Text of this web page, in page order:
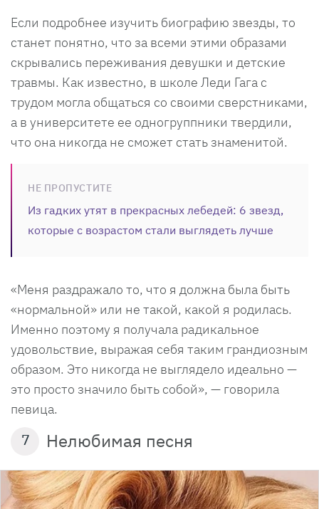
Если подробнее изучить биографию звезды, то
станет понятно, что за всеми этими образами
скрывались переживания девушки и детские
травмы. Как известно, в школе Леди Гага с
трудом могла общаться со своими сверстниками,
а в университете ее одногруппники твердили,
что она никогда не сможет стать знаменитой.
НЕ ПРОПУСТИТЕ
Из гадких утят в прекрасных лебедей: 6 звезд,
которые с возрастом стали выглядеть лучше
«Меня раздражало то, что я должна была быть
«нормальной» или не такой, какой я родилась.
Именно поэтому я получала радикальное
удовольствие, выражая себя таким грандиозным
образом. Это никогда не выглядело идеально —
это просто значило быть собой», — говорила
певица.
7 Нелюбимая песня